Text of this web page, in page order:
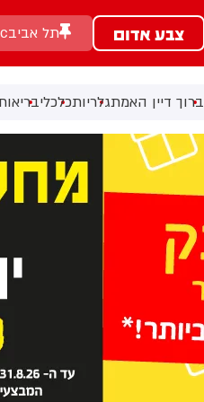
צבע אדום תל אביב
ברוך דיין האמתגלריותכלכלי